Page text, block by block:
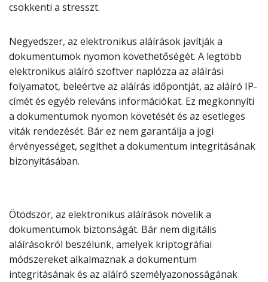
csökkenti a stresszt.
Negyedszer, az elektronikus aláírások javítják a
dokumentumok nyomon követhetőségét. A legtöbb
elektronikus aláíró szoftver naplózza az aláírási
folyamatot, beleértve az aláírás időpontját, az aláíró IP-
címét és egyéb releváns információkat. Ez megkönnyíti
a dokumentumok nyomon követését és az esetleges
viták rendezését. Bár ez nem garantálja a jogi
érvényességet, segíthet a dokumentum integritásának
bizonyításában.
Ötödször, az elektronikus aláírások növelik a
dokumentumok biztonságát. Bár nem digitális
aláírásokról beszélünk, amelyek kriptográfiai
módszereket alkalmaznak a dokumentum
integritásának és az aláíró személyazonosságának